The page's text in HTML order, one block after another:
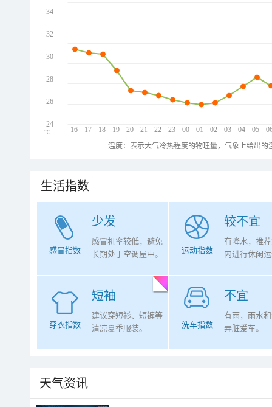
16 17 18 19 20 21 22 23 00 01 02 03 04 05
34
32
30
28
26
24
℃
温度：表示大气冷热程度的物理量，气象上给出
生活指数
少发
感冒指数
感冒机率较低，避免
长期处于空调屋中。
较不宜
运动指数
有降水，推
内进行休闲
短袖
穿衣指数
建议穿短衫、短裤等
清凉夏季服装。
不宜
洗车指数
有雨，雨水
弄脏爱车。
天气资讯